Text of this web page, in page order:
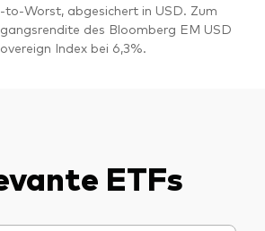
to-Worst, abgesichert in USD. Zum
des Bloomberg EM USD
Index bei 6,3%.
ETFs